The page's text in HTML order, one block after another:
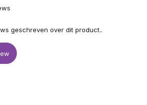
geschreven over dit product..